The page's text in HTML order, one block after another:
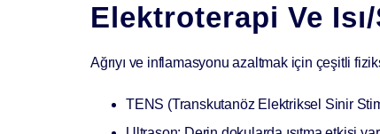
Elektroterapi Ve
Ağrıyı ve inflamasyonu azaltmak için çeşitli
TENS (Transkutanöz Elektriksel Sinir